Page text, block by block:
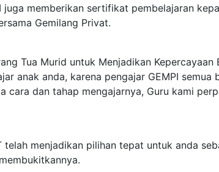
juga memberikan sertifikat pembelajaran
Gemilang Privat.
Tua Murid untuk Menjadikan Kepercayaan
anak anda, karena pengajar GEMPI semua
cara dan tahap mengajarnya, Guru kami
telah menjadikan pilihan tepat untuk anda